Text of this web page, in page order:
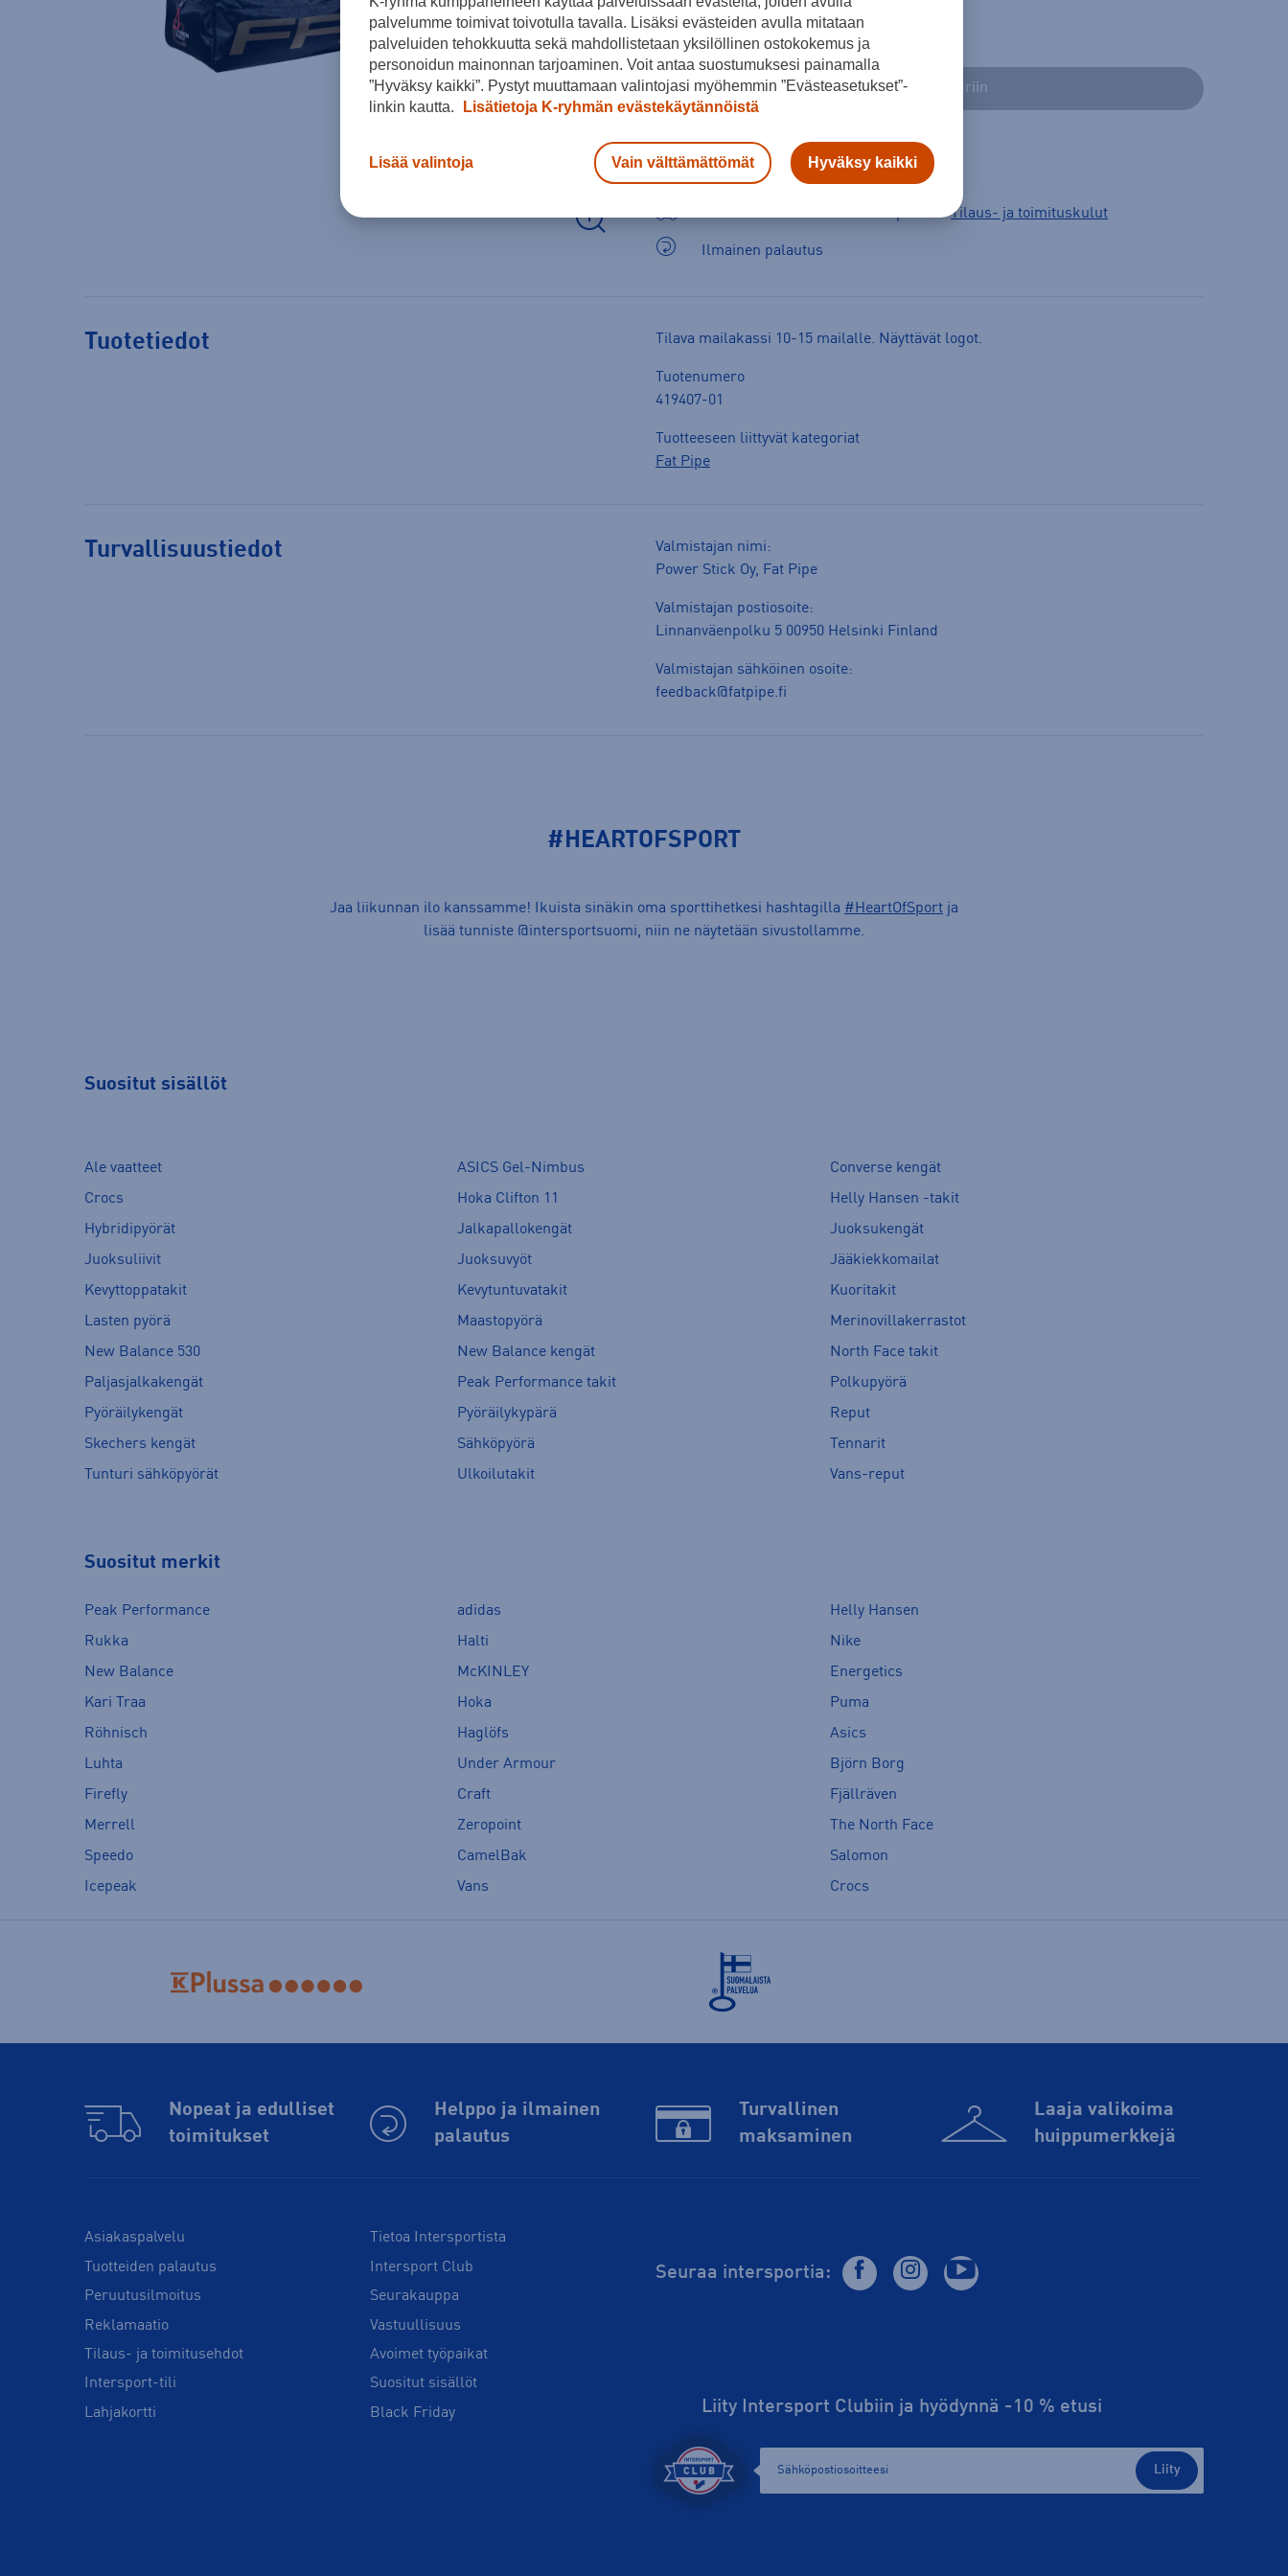
Lisää ostoskoriin
Arvioitu toimitusaika 1-3 arkipäivää. Tilaus- ja toimituskulut
Ilmainen palautus
Tuotetiedot Tilava mailakassi 10-15 mailalle. Näyttävät logot.
Tuotenumero
419407-01
Tuotteeseen liittyvät kategoriat
Fat Pipe
Turvallisuustiedot
Valmistajan nimi:
Power Stick Oy, Fat Pipe
Valmistajan postiosoite:
Linnanväenpolku 5 00950 Helsinki Finland
Valmistajan sähköinen osoite:
feedback@fatpipe.fi
#HEARTOFSPORT
Jaa liikunnan ilo kanssamme! Ikuista sinäkin oma sporttihetkesi hashtagilla #HeartOfSport ja
lisää tunniste @intersportsuomi, niin ne näytetään sivustollamme.
Suositut sisällöt
Ale vaatteet ASICS Gel-Nimbus
Converse kengät
Crocs
Hoka Clifton 11
Helly Hansen -takit
Hybridipyörät
Jalkapallokengät
Juoksukengät
Juoksuliivit
Juoksuvyöt
Jääkiekkomailat
Kevyttoppatakit
Kevytuntuvatakit
Kuoritakit
Lasten pyörä
Maastopyörä
Merinovillakerrastot
New Balance 530
New Balance kengät
North Face takit
Paljasjalkakengät
Peak Performance takit
Polkupyörä
Pyöräilykengät
Pyöräilykypärä
Reput
Skechers kengät
Sähköpyörä
Tennarit
Tunturi sähköpyörät
Ulkoilutakit Vans-reput
Suositut merkit
Peak Performance adidas
Helly Hansen
Rukka
Halti
Nike
New Balance
McKINLEY
Energetics
Kari Traa
Hoka
Puma
Röhnisch
Haglöfs
Asics
Luhta
Under Armour
Björn Borg
Firefly
Craft
Fjällräven
Merrell
Zeropoint
The North Face
Speedo
CamelBak
Salomon
Icepeak
Vans Crocs
Nopeat ja edulliset
toimitukset
Helppo ja ilmainen
palautus
Turvallinen
maksaminen
Laaja valikoima
huippu­merkkejä
Asiakaspalvelu
Tuotteiden palautus
Peruutusilmoitus
Reklamaatio
Tilaus- ja toimitusehdot
Intersport-tili
Lahjakortti
Tietoa Intersportista
Intersport Club
Seurakauppa
Vastuullisuus
Avoimet työpaikat
Suositut sisällöt
Black Friday
Seuraa intersportia:
Liity Intersport Clubiin ja hyödynnä -10 % etusi
Liity
palvelumme toimivat toivotulla tavalla. Lisäksi evästeiden avulla mitataan
palveluiden tehokkuutta sekä mahdollistetaan yksilöllinen ostokokemus ja
personoidun mainonnan tarjoaminen. Voit antaa suostumuksesi painamalla
”Hyväksy kaikki”. Pystyt muuttamaan valintojasi myöhemmin ”Evästeasetukset”-
linkin kautta.
Lisätietoja K-ryhmän evästekäytännöistä
Lisää valintoja Vain välttämättömät Hyväksy kaikki